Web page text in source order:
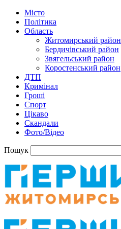
Місто
Політика
Область
Житомирський район
Бердичівський район
Звягельський район
Коростенський район
ДТП
Кримінал
Гроші
Спорт
Цікаво
Скандали
Фото/Відео
Пошук